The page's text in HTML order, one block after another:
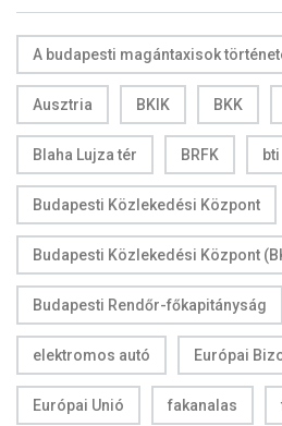
A budapesti magántaxisok
Ausztria BKIK BKK
Blaha Lujza tér BRFK bti
Budapesti Közlekedési Központ
Budapesti Közlekedési Központ
Budapesti Rendőr-főkapitányság
elektromos autó Európai
Európai Unió fakanalas